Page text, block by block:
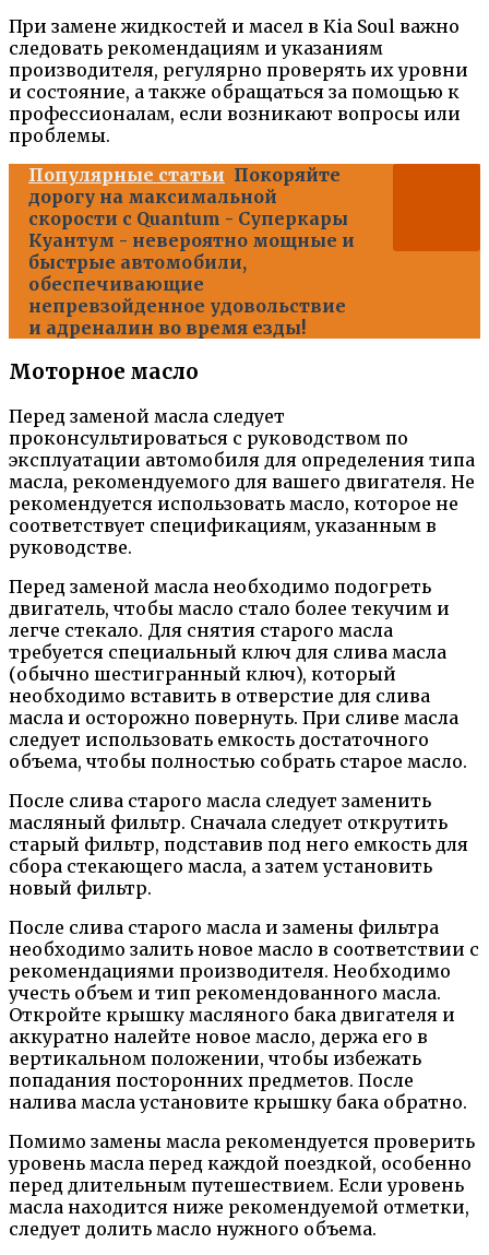
При замене жидкостей и масел в Kia Soul важно
следовать рекомендациям и указаниям
производителя, регулярно проверять их уровни
и состояние, а также обращаться за помощью к
профессионалам, если возникают вопросы или
проблемы.
Популярные статьи Покоряйте
дорогу на максимальной
скорости с Quantum - Суперкары
Куантум - невероятно мощные и
быстрые автомобили,
обеспечивающие
непревзойденное удовольствие
и адреналин во время езды!
Моторное масло
Перед заменой масла следует
проконсультироваться с руководством по
эксплуатации автомобиля для определения типа
масла, рекомендуемого для вашего двигателя. Не
рекомендуется использовать масло, которое не
соответствует спецификациям, указанным в
руководстве.
Перед заменой масла необходимо подогреть
двигатель, чтобы масло стало более текучим и
легче стекало. Для снятия старого масла
требуется специальный ключ для слива масла
(обычно шестигранный ключ), который
необходимо вставить в отверстие для слива
масла и осторожно повернуть. При сливе масла
следует использовать емкость достаточного
объема, чтобы полностью собрать старое масло.
После слива старого масла следует заменить
масляный фильтр. Сначала следует открутить
старый фильтр, подставив под него емкость для
сбора стекающего масла, а затем установить
новый фильтр.
После слива старого масла и замены фильтра
необходимо залить новое масло в соответствии с
рекомендациями производителя. Необходимо
учесть объем и тип рекомендованного масла.
Откройте крышку масляного бака двигателя и
аккуратно налейте новое масло, держа его в
вертикальном положении, чтобы избежать
попадания посторонних предметов. После
налива масла установите крышку бака обратно.
Помимо замены масла рекомендуется проверить
уровень масла перед каждой поездкой, особенно
перед длительным путешествием. Если уровень
масла находится ниже рекомендуемой отметки,
следует долить масло нужного объема.